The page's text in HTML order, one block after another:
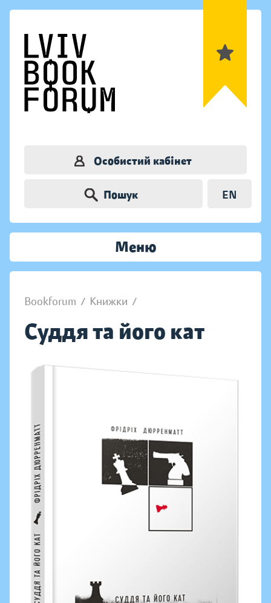
Особистий кабінет
Пошук EN
Меню
Bookforum / Книжки /
Суддя та його кат